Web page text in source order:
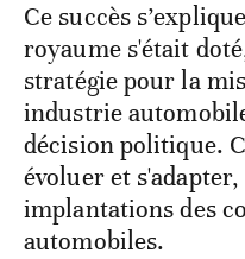
Ce succès
royaume s'était
stratégie pour la
industrie
décision politique.
évoluer et
implantations des
automobiles.